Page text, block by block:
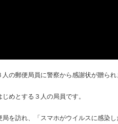
の郵便局員に警察から感謝状が贈られ
めとする３人の局員です。
を訪れ、「スマホがウイルスに感染